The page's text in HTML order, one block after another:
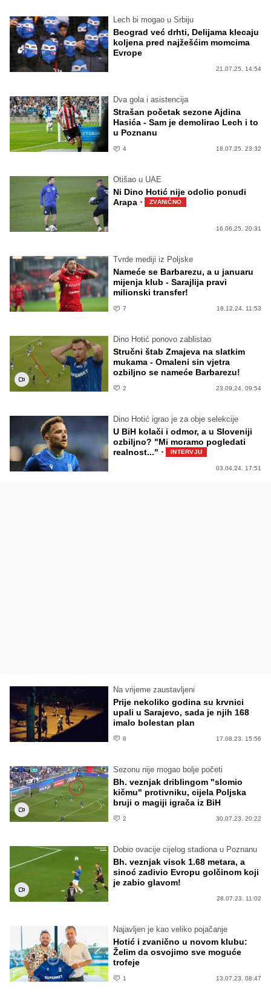
Lech bi mogao u Srbiju
Beograd već drhti, Delijama klecaju
koljena pred najžešćim momcima
Evrope
21.07.25. 14:54
Dva gola i asistencija
Strašan početak sezone Ajdina
Hasića - Sam je demolirao Lech i to
u Poznanu
4 18.07.25. 23:32
Otišao u UAE
Ni Dino Hotić nije odolio ponudi
Arapa · ZVANIČNO
16.06.25. 20:31
Tvrde mediji iz Poljske
Nameće se Barbarezu, a u januaru
mijenja klub - Sarajlija pravi
milionski transfer!
7 18.12.24. 11:53
Dino Hotić ponovo zablistao
Stručni štab Zmajeva na slatkim
mukama - Omaleni sin vjetra
ozbiljno se nameće Barbarezu!
2 23.09.24. 09:54
Dino Hotić igrao je za obje selekcije
U BiH kolači i odmor, a u Sloveniji
ozbiljno? "Mi moramo pogledati
realnost..." · INTERVJU
03.04.24. 17:51
Na vrijeme zaustavljeni
Prije nekoliko godina su krvnici
upali u Sarajevo, sada je njih 168
imalo bolestan plan
8 17.08.23. 15:56
Sezonu nije mogao bolje početi
Bh. veznjak driblingom "slomio
kičmu" protivniku, cijela Poljska
bruji o magiji igrača iz BiH
2 30.07.23. 20:22
Dobio ovacije cijelog stadiona u Poznanu
Bh. veznjak visok 1.68 metara, a
sinoć zadivio Evropu golčinom koji
je zabio glavom!
28.07.23. 11:02
Najavljen je kao veliko pojačanje
Hotić i zvanično u novom klubu:
Želim da osvojimo sve moguće
trofeje
1 13.07.23. 08:47